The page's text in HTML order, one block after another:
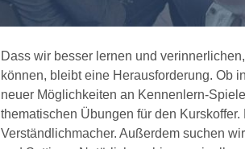
Dass wir besser lernen und
können, bleibt eine Herausforderung. Ob
neuer Möglichkeiten an Kennenlern-
thematischen Übungen für den
Verständlichmacher. Außerdem suchen